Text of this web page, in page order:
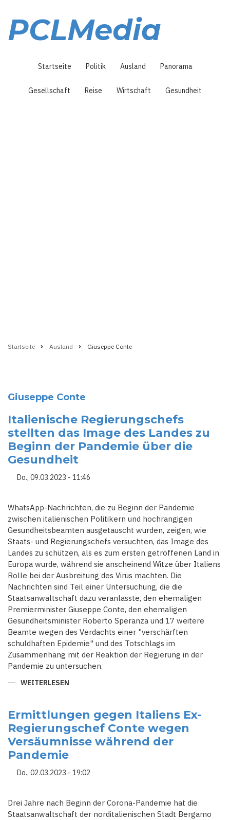
Inhalt
PCLMedia
Startseite Politik Ausland Panorama
Gesellschaft Reise Wirtschaft Gesundheit
Pfadnavigation
Startseite Ausland Giuseppe Conte
Giuseppe Conte
Italienische Regierungschefs
stellten das Image des Landes zu
Beginn der Pandemie über die
Gesundheit
Do., 09.03.2023 - 11:46
WhatsApp-Nachrichten, die zu Beginn der Pandemie
zwischen italienischen Politikern und hochrangigen
Gesundheitsbeamten ausgetauscht wurden, zeigen, wie
Staats- und Regierungschefs versuchten, das Image des
Landes zu schützen, als es zum ersten getroffenen Land in
Europa wurde, während sie anscheinend Witze über Italiens
Rolle bei der Ausbreitung des Virus machten. Die
Nachrichten sind Teil einer Untersuchung, die die
Staatsanwaltschaft dazu veranlasste, den ehemaligen
Premierminister Giuseppe Conte, den ehemaligen
Gesundheitsminister Roberto Speranza und 17 weitere
Beamte wegen des Verdachts einer "verschärften
schuldhaften Epidemie" und des Totschlags im
Zusammenhang mit der Reaktion der Regierung in der
Pandemie zu untersuchen.
WEITERLESEN
DAS
IMAGE
DES
LANDES
ZU
BEGINN
ÜBER
DIE
Ermittlungen gegen Italiens Ex-
Regierungschef Conte wegen
Versäumnisse während der
Pandemie
Do., 02.03.2023 - 19:02
Drei Jahre nach Beginn der Corona-Pandemie hat die
Staatsanwaltschaft der norditalienischen Stadt Bergamo